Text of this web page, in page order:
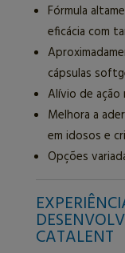
Fórmula
eficácia com
cápsulas
Alívio de ação
Melhora a
em idosos e
Opções
CATALENT